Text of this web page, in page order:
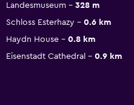
Landesmuseum
328 m
Schloss Esterhazy
0.6 km
Haydn House
0.8 km
Eisenstadt Cathedral
0.9 km